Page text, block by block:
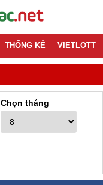
THỐNG KÊ VIETLOTT
Chọn tháng